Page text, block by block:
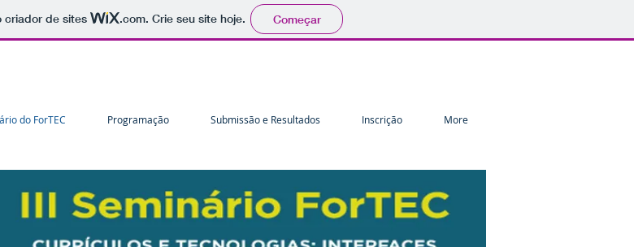
criador de sites .com. Crie seu site hoje. Começar
do ForTEC Programação Submissão e Resultados Inscrição More